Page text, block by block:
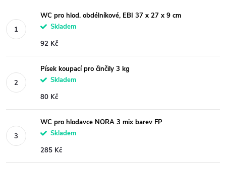
WC pro hlod. obdélníkové, EBI 37 x 27 x 9 cm
Skladem
92 Kč
Písek koupací pro činčily 3 kg
Skladem
80 Kč
WC pro hlodavce NORA 3 mix barev FP
Skladem
285 Kč